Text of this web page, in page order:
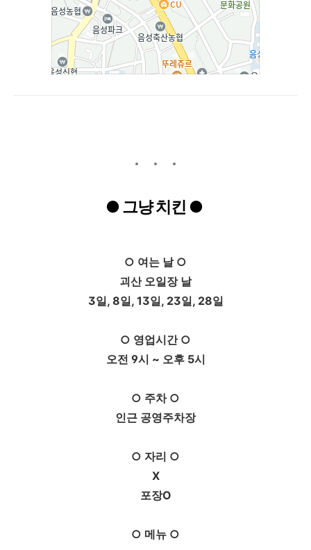
●그냥 치킨 ●
○ 여는 날 ○
괴산 오일장 날
3일, 8일, 13일, 23일, 28일
○ 영업시간 ○
오전 9시 ~ 오후 5시
○ 주차 ○
인근 공영주차장
○ 자리 ○
X
포장O
○ 메뉴 ○